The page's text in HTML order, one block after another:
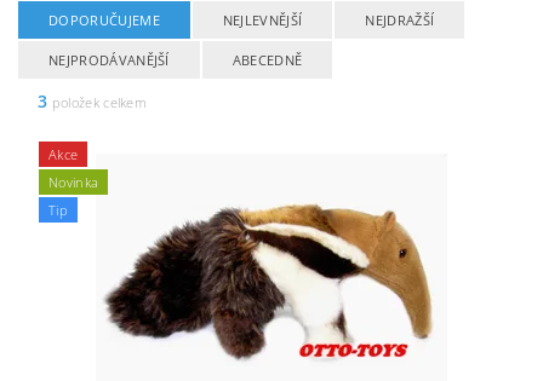
DOPORUČUJEME NEJLEVNĚJŠÍ NEJDRAŽŠÍ
NEJPRODÁVANĚJŠÍ ABECEDNĚ
3 položek celkem
Akce
Novinka
Tip